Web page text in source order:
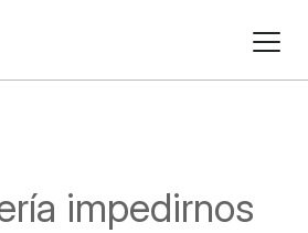
impedirnos